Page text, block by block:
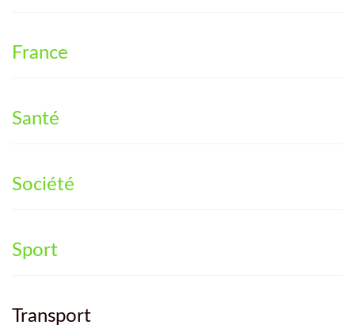
France
Santé
Société
Sport
Transport